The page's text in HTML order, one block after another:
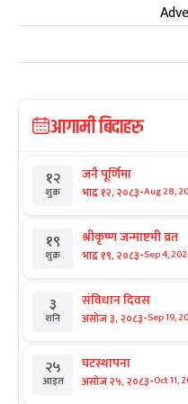
आगामी बिदाहरु
१२
शुक्र
जनै पूर्णिमा
भाद्र १२, २०८३-Aug 28,
१९
शुक्र
श्रीकृष्ण जन्माष्टमी व्रत
भाद्र १९, २०८३-Sep 4,
३
शनि
संविधान दिवस
असोज ३, २०८३-Sep 19,
२५
आइत
घटस्थापना
असोज २५, २०८३-Oct 11,